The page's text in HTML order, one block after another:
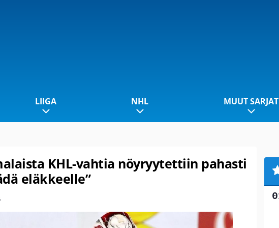
LIIGA NHL MUUT SARJAT
KHL-vahtia nöyryytettiin pahasti
eläkkeelle”